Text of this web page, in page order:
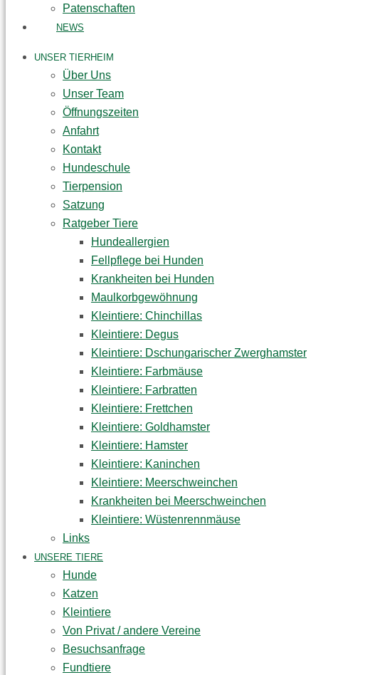
Patenschaften
NEWS
UNSER TIERHEIM
Über Uns
Unser Team
Öffnungszeiten
Anfahrt
Kontakt
Hundeschule
Tierpension
Satzung
Ratgeber Tiere
Hundeallergien
Fellpflege bei Hunden
Krankheiten bei Hunden
Maulkorbgewöhnung
Kleintiere: Chinchillas
Kleintiere: Degus
Kleintiere: Dschungarischer Zwerghamster
Kleintiere: Farbmäuse
Kleintiere: Farbratten
Kleintiere: Frettchen
Kleintiere: Goldhamster
Kleintiere: Hamster
Kleintiere: Kaninchen
Kleintiere: Meerschweinchen
Krankheiten bei Meerschweinchen
Kleintiere: Wüstenrennmäuse
Links
UNSERE TIERE
Hunde
Katzen
Kleintiere
Von Privat / andere Vereine
Besuchsanfrage
Fundtiere